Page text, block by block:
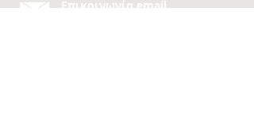
Επικοινωνία email